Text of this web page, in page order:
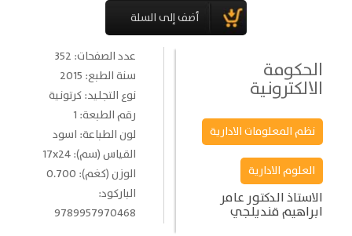
الحكومة
الالكترونية
نظم المعلومات الادارية
العلوم الادارية
الاستاذ الدكتور عامر
ابراهيم قنديلجي
عدد الصفحات: 352
سنة الطبع: 2015
نوع التجليد: كرتونية
رقم الطبعة: 1
لون الطباعة: اسود
القياس (سم): 17x24
الوزن (كغم): 0.700
الباركود:
9789957970468